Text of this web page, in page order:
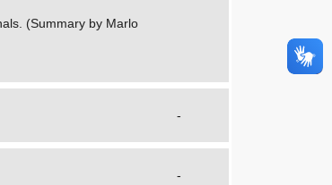
(Summary by Marlo
-
-